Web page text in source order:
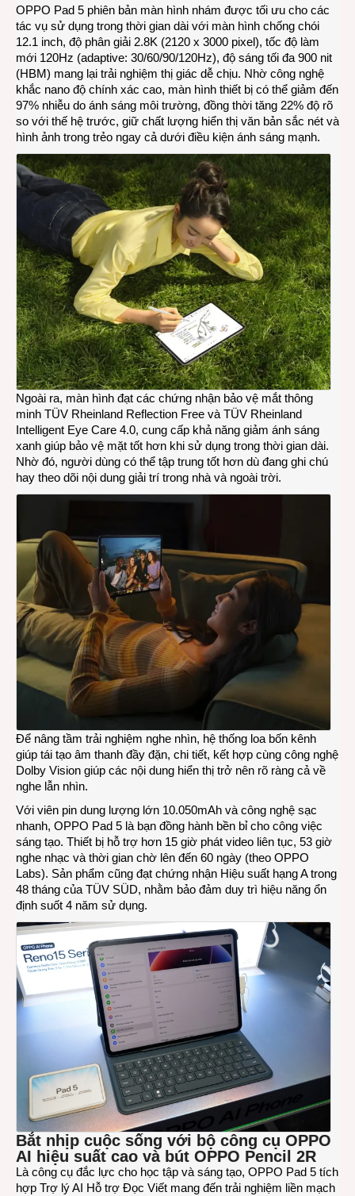
OPPO Pad 5 phiên bản màn hình nhám được tối ưu cho các
tác vụ sử dụng trong thời gian dài với màn hình chống chói
12.1 inch, độ phân giải 2.8K (2120 x 3000 pixel), tốc độ làm
mới 120Hz (adaptive: 30/60/90/120Hz), độ sáng tối đa 900 nit
(HBM) mang lại trải nghiệm thị giác dễ chịu. Nhờ công nghệ
khắc nano độ chính xác cao, màn hình thiết bị có thể giảm đến
97% nhiễu do ánh sáng môi trường, đồng thời tăng 22% độ rõ
so với thế hệ trước, giữ chất lượng hiển thị văn bản sắc nét và
hình ảnh trong trẻo ngay cả dưới điều kiện ánh sáng mạnh.
Ngoài ra, màn hình đạt các chứng nhận bảo vệ mắt thông
minh TÜV Rheinland Reflection Free và TÜV Rheinland
Intelligent Eye Care 4.0, cung cấp khả năng giảm ánh sáng
xanh giúp bảo vệ mặt tốt hơn khi sử dụng trong thời gian dài.
Nhờ đó, người dùng có thể tập trung tốt hơn dù đang ghi chú
hay theo dõi nội dung giải trí trong nhà và ngoài trời.
Để nâng tầm trải nghiệm nghe nhìn, hệ thống loa bốn kênh
giúp tái tạo âm thanh đầy đặn, chi tiết, kết hợp cùng công nghệ
Dolby Vision giúp các nội dung hiển thị trở nên rõ ràng cả về
nghe lẫn nhìn.
Với viên pin dung lượng lớn 10.050mAh và công nghệ sạc
nhanh, OPPO Pad 5 là bạn đồng hành bền bỉ cho công việc
sáng tạo. Thiết bị hỗ trợ hơn 15 giờ phát video liên tục, 53 giờ
nghe nhạc và thời gian chờ lên đến 60 ngày (theo OPPO
Labs). Sản phẩm cũng đạt chứng nhận Hiệu suất hạng A trong
48 tháng của TÜV SÜD, nhằm bảo đảm duy trì hiệu năng ổn
định suốt 4 năm sử dụng.
Bắt nhịp cuộc sống với bộ công cụ OPPO
AI hiệu suất cao và bút OPPO Pencil 2R
Là công cụ đắc lực cho học tập và sáng tạo, OPPO Pad 5 tích
hợp Trợ lý AI Hỗ trợ Đọc Viết mang đến trải nghiệm liền mạch